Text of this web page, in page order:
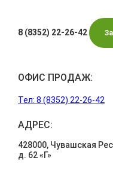
8 (8352) 22-26-42
ОФИС ПРОДАЖ:
Тел: 8 (8352) 22-26-42
АДРЕС:
428000, Чувашская
д. 62 «Г»